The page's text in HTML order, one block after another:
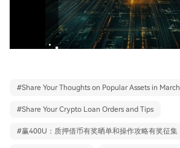
#Share Your Thoughts on Popular Assets in March
#Share Your Crypto Loan Orders and Tips
#赢400U：质押借币有奖晒单和操作攻略有奖征集